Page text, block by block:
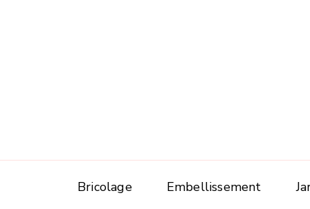
Bricolage Embellissement